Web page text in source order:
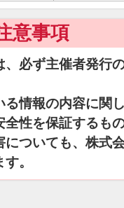
意事項
必ず主催者発行
情報の内容に関
性を保証するも
ついても、株式
。